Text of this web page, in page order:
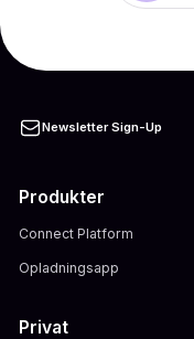
Newsletter Sign-Up
Produkter
Connect Platform
Opladningsapp
Privat